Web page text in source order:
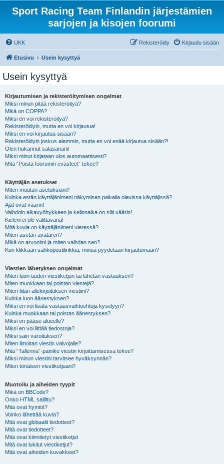
Sport Racing Team Finlandin järjestämien
sarjojen ja kisojen foorumi
UKK Kirjaudu sisään
Rekisteröidy
Etusivu Usein kysyttyä
Usein kysyttyä
Kirjautumisen ja rekisteröitymisen ongelmat
Miksi minun pitää rekisteröityä?
Mikä on COPPA?
Miksi en voi rekisteröityä?
Rekisteröidyin, mutta en voi kirjautua!
Miksi en voi kirjautua sisään?
Rekisteröidyin joskus aiemmin, mutta en voi enää kirjautua sisään?!
Olen hukannut salasanani!
Miksi minut kirjataan ulos automaattisesti?
Mitä “Poista foorumin evästeet” tekee?
Käyttäjän asetukset
Miten muutan asetuksiani?
Kuinka estän käyttäjänimeni näkymisen paikalla olevissa käyttäjissä?
Ajat ovat väärin!
Vaihdoin aikavyöhykkeen ja kellonaika on silti väärin!
Kieleni ei ole valittavana!
Mitä kuvia on käyttäjänimeni vieressä?
Miten asetan avataren?
Mikä on arvonimi ja miten vaihdan sen?
Kun klikkaan sähköpostilinkkiä, minua pyydetään kirjautumaan?
Viestien lähetyksen ongelmat
Miten luon uuden viestiketjun tai lähetän vastauksen?
Miten muokkaan tai poistan viestejä?
Miten liitän allekirjoituksen viestiini?
Kuinka luon äänestyksen?
Miksi en voi lisätä vastausvaihtoehtoja kyselyyn?
Kuinka muokkaan tai poistan äänestyksen?
Miksi en pääse alueelle?
Miksi en voi liittää tiedostoja?
Miksi sain varoituksen?
Miten ilmoitan viestin valvojalle?
Mitä “Tallenna”-painike viestin kirjoittamisessa tekee?
Miksi minun viestini tarvitsee hyväksynnän?
Miten tönäisen viestiketjuani?
Muotoilu ja aiheiden tyypit
Mikä on BBCode?
Onko HTML sallittu?
Mitä ovat hymiöt?
Voinko lähettää kuvia?
Mitä ovat globaalit tiedotteet?
Mitä ovat tiedotteet?
Mitä ovat kiinnitetyt viestiketjut
Mitä ovat lukitut viestiketjut?
Mitä ovat aiheiden kuvakkeet?